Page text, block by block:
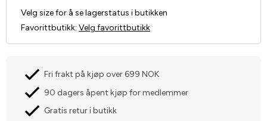
Velg size for å se lagerstatus i butikken
Favorittbutikk: Velg favorittbutikk
Fri frakt på kjøp over 699 NOK
90 dagers åpent kjøp for medlemmer
Gratis retur i butikk